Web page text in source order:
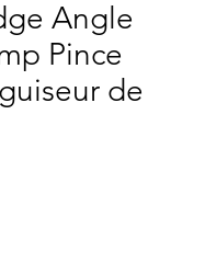
Angle
Pince
de